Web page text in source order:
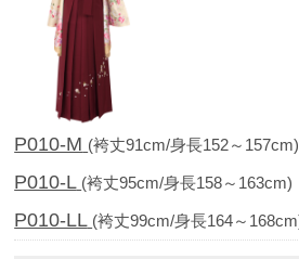
P010-M (袴丈91cm/身長152～157cm)
P010-L (袴丈95cm/身長158～163cm)
P010-LL (袴丈99cm/身長164～